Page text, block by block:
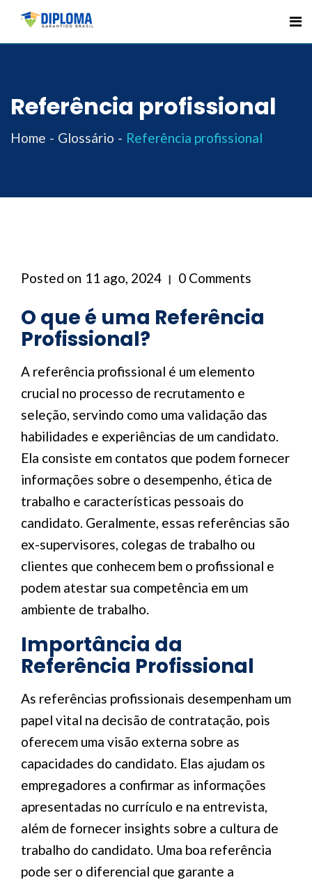
Skip
Referência profissional
Home Glossário Referência profissional
Posted on 11 ago, 2024 0 Comments
O que é uma Referência
Profissional?
A referência profissional é um elemento
crucial no processo de recrutamento e
seleção, servindo como uma validação das
habilidades e experiências de um candidato.
Ela consiste em contatos que podem fornecer
informações sobre o desempenho, ética de
trabalho e características pessoais do
candidato. Geralmente, essas referências são
ex-supervisores, colegas de trabalho ou
clientes que conhecem bem o profissional e
podem atestar sua competência em um
ambiente de trabalho.
Importância da
Referência Profissional
As referências profissionais desempenham um
papel vital na decisão de contratação, pois
oferecem uma visão externa sobre as
capacidades do candidato. Elas ajudam os
empregadores a confirmar as informações
apresentadas no currículo e na entrevista,
além de fornecer insights sobre a cultura de
trabalho do candidato. Uma boa referência
pode ser o diferencial que garante a